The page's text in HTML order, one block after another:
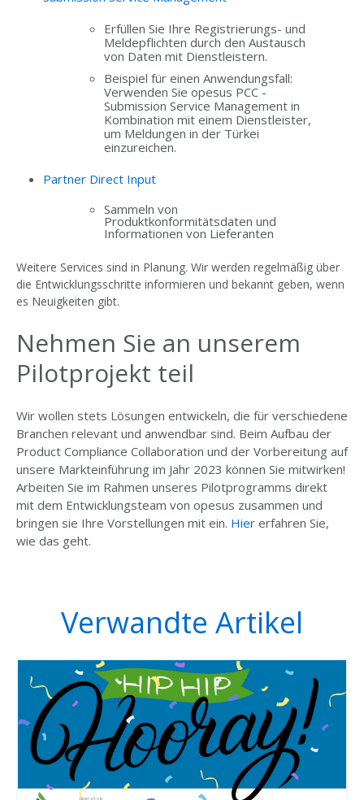
Erfüllen Sie Ihre Registrierungs- und
Meldepflichten durch den Austausch
von Daten mit Dienstleistern.
Beispiel für einen Anwendungsfall:
Verwenden Sie opesus PCC -
Submission Service Management in
Kombination mit einem Dienstleister,
um Meldungen in der Türkei
einzureichen.
Partner Direct Input
Sammeln von
Produktkonformitätsdaten und
Informationen von Lieferanten
Weitere Services sind in Planung. Wir werden regelmäßig über
die Entwicklungsschritte informieren und bekannt geben, wenn
es Neuigkeiten gibt.
Nehmen Sie an unserem
Pilotprojekt teil
Wir wollen stets Lösungen entwickeln, die für verschiedene
Branchen relevant und anwendbar sind. Beim Aufbau der
Product Compliance Collaboration und der Vorbereitung auf
unsere Markteinführung im Jahr 2023 können Sie mitwirken!
Arbeiten Sie im Rahmen unseres Pilotprogramms direkt
mit dem Entwicklungsteam von opesus zusammen und
bringen sie Ihre Vorstellungen mit ein. Hier erfahren Sie,
wie das geht.
Verwandte Artikel